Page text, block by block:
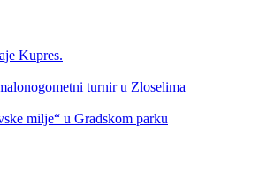
Kupres.
turnir u Zloselima
milje“ u Gradskom parku